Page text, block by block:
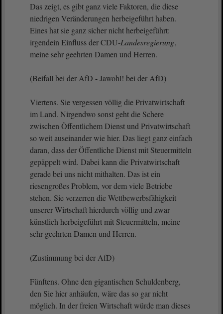
Das zeigt, es gibt ganz viele Faktoren, die diese
niedrigen Veränderungen herbeigeführt haben.
Eines hat sie ganz sicher nicht herbeigeführt:
irgendein Einfluss der CDU-Landesregierung,
meine sehr geehrten Damen und Herren.
(Beifall bei der AfD - Jawohl! bei der AfD)
Viertens. Sie vergessen völlig die Privatwirtschaft
im Land. Nirgendwo sonst geht die Schere
zwischen Öffentlichem Dienst und Privatwirtschaft
so weit auseinander wie hier. Das liegt ganz einfach
daran, dass der Öffentliche Dienst mit Steuermitteln
gepäppelt wird. Dabei kann die Privatwirtschaft
gerade bei uns nicht mithalten. Das ist ein
riesengroßes Problem, vor dem viele Betriebe
stehen. Sie verzerren die Wettbewerbsfähigkeit
unserer Wirtschaft hierdurch völlig und zwar
künstlich herbeigeführt mit Steuermitteln, meine
sehr geehrten Damen und Herren.
(Zustimmung bei der AfD)
Fünftens. Ohne den gigantischen Schuldenberg,
den Sie hier anhäufen, wäre das so gar nicht
möglich. In der freien Wirtschaft würde man dieses